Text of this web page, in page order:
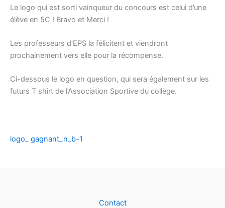
Le logo qui est sorti vainqueur du concours est celui d’une
élève en 5C ! Bravo et Merci !
Les professeurs d’EPS la félicitent et viendront
prochainement vers elle pour la récompense.
Ci-dessous le logo en question, qui sera également sur les
futurs T shirt de l’Association Sportive du collège.
logo_ gagnant_n_b-1
Contact